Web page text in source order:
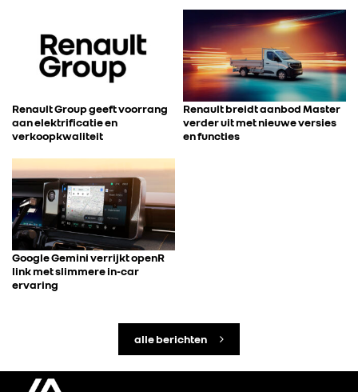
Renault Group geeft voorrang
aan elektrificatie en
verkoopkwaliteit
Renault breidt aanbod Master
verder uit met nieuwe versies
en functies
Google Gemini verrijkt openR
link met slimmere in-car
ervaring
alle berichten